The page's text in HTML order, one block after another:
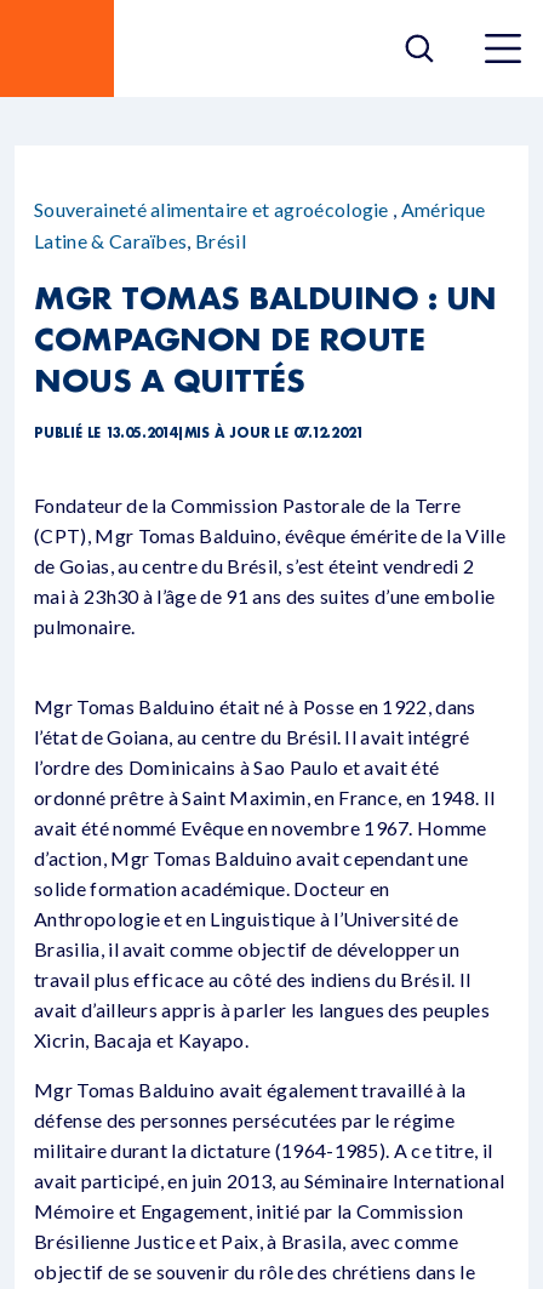
Souveraineté alimentaire et agroécologie , Amérique
Latine & Caraïbes, Brésil
MGR TOMAS BALDUINO : UN
COMPAGNON DE ROUTE
NOUS A QUITTÉS
PUBLIÉ LE 13.05.2014| MIS À JOUR LE 07.12.2021
Fondateur de la Commission Pastorale de la Terre
(CPT), Mgr Tomas Balduino, évêque émérite de la Ville
de Goias, au centre du Brésil, s’est éteint vendredi 2
mai à 23h30 à l’âge de 91 ans des suites d’une embolie
pulmonaire.
Mgr Tomas Balduino était né à Posse en 1922, dans
l’état de Goiana, au centre du Brésil. Il avait intégré
l’ordre des Dominicains à Sao Paulo et avait été
ordonné prêtre à Saint Maximin, en France, en 1948. Il
avait été nommé Evêque en novembre 1967. Homme
d’action, Mgr Tomas Balduino avait cependant une
solide formation académique. Docteur en
Anthropologie et en Linguistique à l’Université de
Brasilia, il avait comme objectif de développer un
travail plus efficace au côté des indiens du Brésil. Il
avait d’ailleurs appris à parler les langues des peuples
Xicrin, Bacaja et Kayapo.
Mgr Tomas Balduino avait également travaillé à la
défense des personnes persécutées par le régime
militaire durant la dictature (1964-1985). A ce titre, il
avait participé, en juin 2013, au Séminaire International
Mémoire et Engagement, initié par la Commission
Brésilienne Justice et Paix, à Brasila, avec comme
objectif de se souvenir du rôle des chrétiens dans le